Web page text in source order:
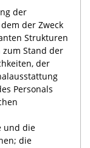
der
der Zweck
Strukturen
zum Stand der
der
Personals
und die
die